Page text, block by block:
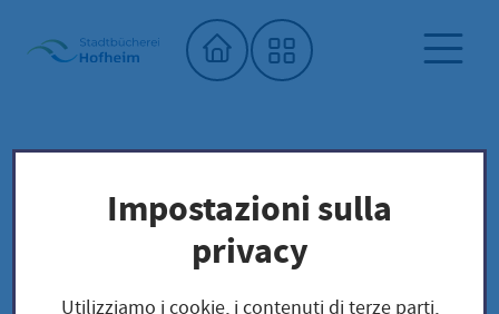
Home"
Biblioteca comunale
Biblioteca dei semi
Unser Saatgut: Aussaat - Ernte -
Fruchtgemüse
KÜRBISGEWÄCHSE
Impostazioni sulla
privacy
Utilizziamo i cookie, i contenuti di terze parti,